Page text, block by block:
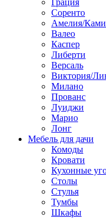
Грация
Соренто
Амелия/
Валео
Каспер
Либерти
Версаль
Виктория/
Милано
Прованс
Луиджи
Марио
Лонг
Мебель для дачи
Комоды
Кровати
Кухонные
Столы
Стулья
Тумбы
Шкафы